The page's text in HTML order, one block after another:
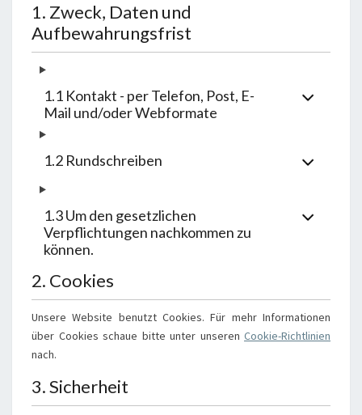
1. Zweck, Daten und
Aufbewahrungsfrist
1.1 Kontakt - per Telefon, Post, E-
Mail und/oder Webformate
1.2 Rundschreiben
1.3 Um den gesetzlichen
Verpflichtungen nachkommen zu
können.
2. Cookies
Unsere Website benutzt Cookies. Für mehr Informationen
über Cookies schaue bitte unter unseren Cookie-Richtlinien
nach.
3. Sicherheit